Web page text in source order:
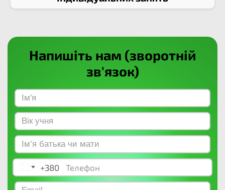
Напишіть нам (зворотній
зв'язок)
Ukraine +380
+380